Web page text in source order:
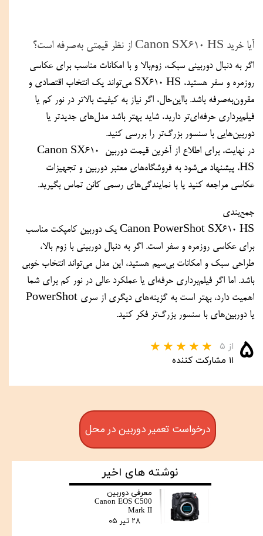
آیا خرید Canon SX610 HS از نظر قیمتی به‌صرفه است؟
دوربین‌هایی با سنسور بزرگ‌تر را بررسی کنید.
در نهایت، برای اطلاع از آخرین قیمت دوربین Canon SX610
عکاسی مراجعه کنید یا با نمایندگی‌های رسمی کانن تماس بگیرید.
جمع‌بندی
یا دوربین‌های با سنسور بزرگ‌تر فکر کنید.
۵ از ۵
۱۱ مشارکت کننده
نوشته های اخیر
معرفی دوربین
Canon EOS C500
Mark II
۲۸ تیر ۰۵
درخواست تعمیر دوربین در محل